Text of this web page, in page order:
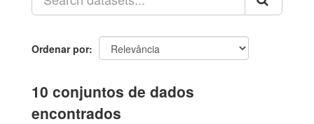
Ordenar por
10 conjuntos de dados
encontrados